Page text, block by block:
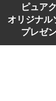
ピュア
オリジナル
プレゼ